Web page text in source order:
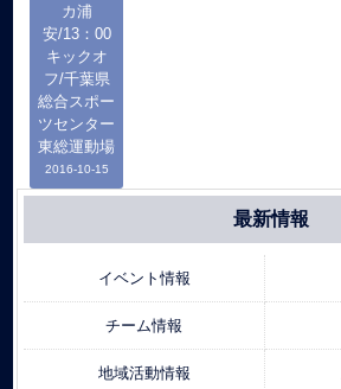
カ浦
安/13：00
キックオ
フ/千葉県
総合スポー
ツセンター
東総運動場
2016-10-15
最新情報
イベント情報
チーム情報
地域活動情報